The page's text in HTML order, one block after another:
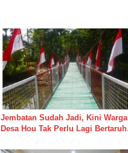
Jembatan Sudah Jadi, Kini Warga
Desa Hou Tak Perlu Lagi Bertaruh